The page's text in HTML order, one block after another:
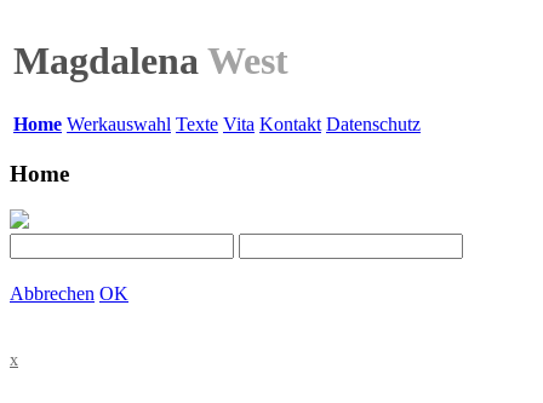
MagdalenaWest
Home Werkauswahl Texte Vita Kontakt Datenschutz
Home
Abbrechen OK
x